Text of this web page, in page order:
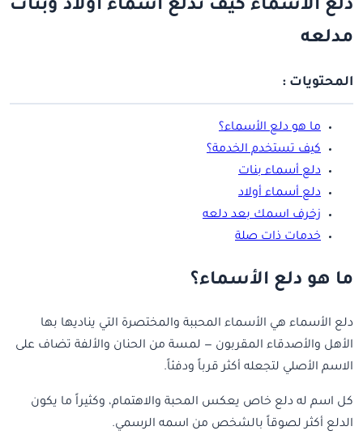
دلع الأسماء كيف تدلع اسماء اولاد وبنات
مدلعه
المحتويات :
ما هو دلع الأسماء؟
كيف تستخدم الخدمة؟
دلع أسماء بنات
دلع أسماء أولاد
زخرف اسمك بعد دلعه
خدمات ذات صلة
ما هو دلع الأسماء؟
دلع الأسماء هي الأسماء المحببة والمختصرة التي يناديها بها
الأهل والأصدقاء المقربون — لمسة من الحنان والألفة تضاف على
الاسم الأصلي لتجعله أكثر قرباً ودفئاً.
كل اسم له دلع خاص يعكس المحبة والاهتمام، وكثيراً ما يكون
الدلع أكثر لصوقاً بالشخص من اسمه الرسمي.